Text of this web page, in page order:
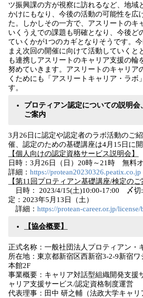
ツ振興課の方が視察に訪れるなど、地域
かけにもなり、今後の活動の可能性を広
た。しかしその一方で、アスリートのキ
いくうえでの課題も明確となり、今後ど
ていくかが1つのカギとなりそうです。
まえ次回の開催に向けて活動していくと
も連携しアスリートのキャリア支援の輪
努めていきます。アスリートのキャリア
くためにも「アスリートキャリア・ラボ
す。
プロティアン認定についての説明会
ご案内
3月26日に認定や認定者のラボ活動のご
催、認定のための基礎講座は4月15日に
【個人向けの認定資格サービス説明会】
日時：3月26日（日）20時～21時 無料
詳細： https://protean20230326.peatix.co.jp
【第11回プロティアン基礎講座/検定のご
日時： 2023/4/15(土)10:00-17:00 〆
定：2023年5月13日（土）
詳細： https://protean-career.or.jp/
【協会概要】
正式名称：一般社団法人プロティアン・
所在地：東京都新宿区西新宿3-2-9新宿
本館2F
事業概要：キャリア対話型組織開発支援
ャリア支援サービス/認定資格制度運営
代表理事：田中 研之輔（法政大学キャリ